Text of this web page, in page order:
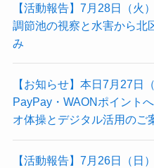
【活動報告】7月28日（火
調節池の視察と水害から北
み
【お知らせ】本日7月27日
PayPay・WAONポイント
オ体操とデジタル活用のご
【活動報告】7月26日（日